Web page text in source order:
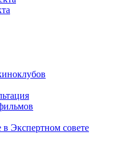
в Экспертном совете